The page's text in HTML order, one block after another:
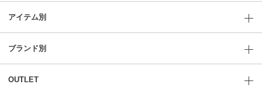
アイテム別
ブランド別
OUTLET